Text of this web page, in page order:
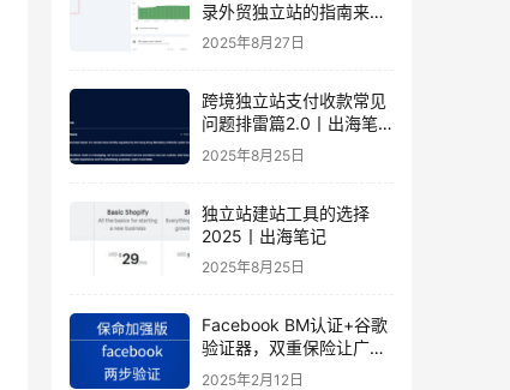
录外贸独立站的指南来
了！丨出海笔记
2025年8月27日
跨境独立站支付收款常见
问题排雷篇2.0丨出海笔
记
2025年8月25日
独立站建站工具的选择
2025丨出海笔记
2025年8月25日
Facebook BM认证+谷歌
验证器，双重保险让广告
投手账号稳如泰山
2025年2月12日